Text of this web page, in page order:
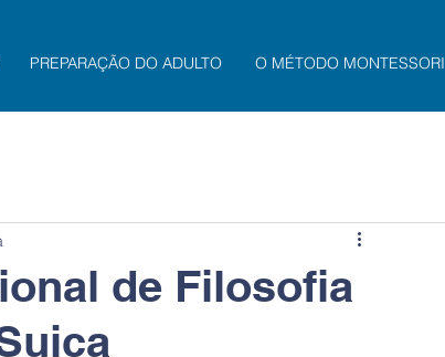
PREPARAÇÃO DO ADULTO O MÉTODO MONTESSORI
de Filosofia